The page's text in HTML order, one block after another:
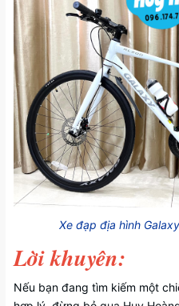
Xe đạp địa hình
Lời khuyên:
Nếu bạn đang tìm kiếm một